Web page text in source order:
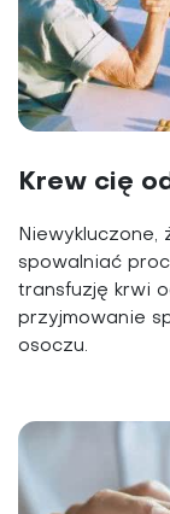
Krew cię
Niewykluczone,
spowalniać
transfuzję krwi
przyjmowanie
osoczu.